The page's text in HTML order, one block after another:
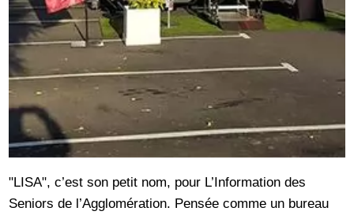
"LISA", c’est son petit nom, pour L’Information des
Seniors de l’Agglomération. Pensée comme un bureau